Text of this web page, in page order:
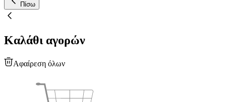
Πίσω
Καλάθι αγορών
Αφαίρεση όλων